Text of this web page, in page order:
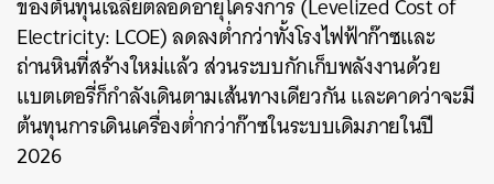
Electricity: LCOE) ลดลงต่ำกว่าทั้งโรงไฟฟ้าก๊าซและ
ถ่านหินที่สร้างใหม่แล้ว ส่วนระบบกักเก็บพลังงานด้วย
แบตเตอรี่ก็กำลังเดินตามเส้นทางเดียวกัน และคาดว่าจะมี
ต้นทุนการเดินเครื่องต่ำกว่าก๊าซในระบบเดิมภายในปี
2026